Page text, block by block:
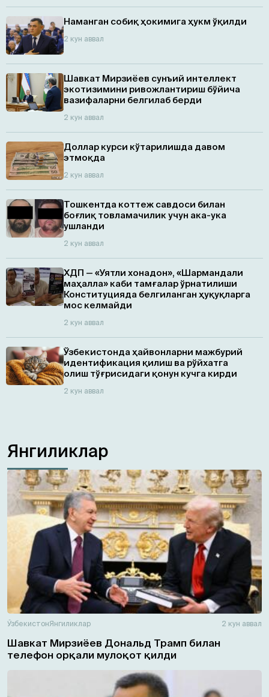
Наманган собиқ ҳокимига ҳукм ўқилди
2 кун аввал
Шавкат Мирзиёев сунъий интеллект
экотизимини ривожлантириш бўйича
вазифаларни белгилаб берди
2 кун аввал
Доллар курси кўтарилишда давом
этмоқда
2 кун аввал
Тошкентда коттеж савдоси билан
боғлиқ товламачилик учун ака-ука
ушланди
2 кун аввал
ХДП — «Уятли хонадон», «Шармандали
маҳалла» каби тамғалар ўрнатилиши
Конституцияда белгиланган ҳуқуқларга
мос келмайди
2 кун аввал
Ўзбекистонда ҳайвонларни мажбурий
идентификация қилиш ва рўйхатга
олиш тўғрисидаги қонун кучга кирди
2 кун аввал
Янгиликлар
ЎзбекистонЯнгиликлар 2 кун аввал
Шавкат Мирзиёев Дональд Трамп билан
телефон орқали мулоқот қилди